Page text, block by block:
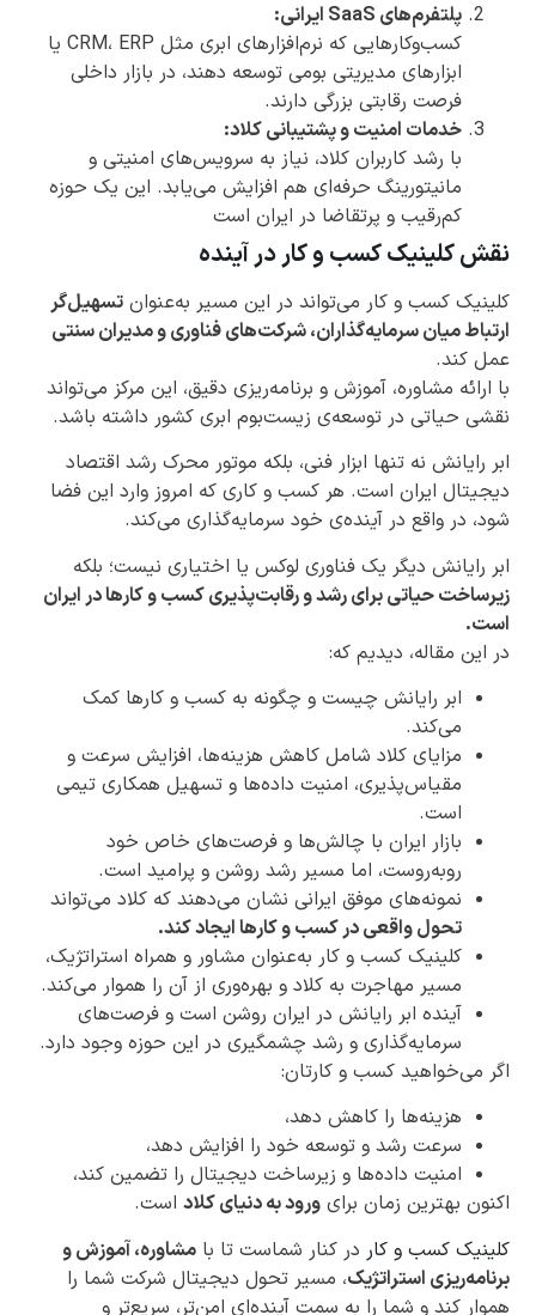
پلتفرم‌های SaaS ایرانی:
کسب‌وکارهایی که نرم‌افزارهای ابری مثل CRM، ERP یا
ابزارهای مدیریتی بومی توسعه دهند، در بازار داخلی
فرصت رقابتی بزرگی دارند.
خدمات امنیت و پشتیبانی کلاد:
با رشد کاربران کلاد، نیاز به سرویس‌های امنیتی و
مانیتورینگ حرفه‌ای هم افزایش می‌یابد. این یک حوزه
کم‌رقیب و پرتقاضا در ایران است
نقش کلینیک کسب و کار در آینده
کلینیک کسب و کار می‌تواند در این مسیر به‌عنوان تسهیل‌گر
ارتباط میان سرمایه‌گذاران، شرکت‌های فناوری و مدیران سنتی
عمل کند.
با ارائه مشاوره، آموزش و برنامه‌ریزی دقیق، این مرکز می‌تواند
نقشی حیاتی در توسعه‌ی زیست‌بوم ابری کشور داشته باشد.
ابر رایانش نه تنها ابزار فنی، بلکه موتور محرک رشد اقتصاد
دیجیتال ایران است. هر کسب و کاری که امروز وارد این فضا
شود، در واقع در آینده‌ی خود سرمایه‌گذاری می‌کند.
ابر رایانش دیگر یک فناوری لوکس یا اختیاری نیست؛ بلکه
زیرساخت حیاتی برای رشد و رقابت‌پذیری کسب و کارها در ایران
است.
در این مقاله، دیدیم که:
ابر رایانش چیست و چگونه به کسب و کارها کمک
می‌کند.
مزایای کلاد شامل کاهش هزینه‌ها، افزایش سرعت و
مقیاس‌پذیری، امنیت داده‌ها و تسهیل همکاری تیمی
است.
بازار ایران با چالش‌ها و فرصت‌های خاص خود
روبه‌روست، اما مسیر رشد روشن و پرامید است.
نمونه‌های موفق ایرانی نشان می‌دهند که کلاد می‌تواند
تحول واقعی در کسب و کارها ایجاد کند.
کلینیک کسب و کار به‌عنوان مشاور و همراه استراتژیک،
مسیر مهاجرت به کلاد و بهره‌وری از آن را هموار می‌کند.
آینده ابر رایانش در ایران روشن است و فرصت‌های
سرمایه‌گذاری و رشد چشمگیری در این حوزه وجود دارد.
اگر می‌خواهید کسب و کارتان:
هزینه‌ها را کاهش دهد،
سرعت رشد و توسعه خود را افزایش دهد،
امنیت داده‌ها و زیرساخت دیجیتال را تضمین کند،
اکنون بهترین زمان برای ورود به دنیای کلاد است.
کلینیک کسب و کار در کنار شماست تا با مشاوره، آموزش و
برنامه‌ریزی استراتژیک، مسیر تحول دیجیتال شرکت شما را
هموار کند و شما را به سمت آینده‌ای امن‌تر، سریع‌تر و